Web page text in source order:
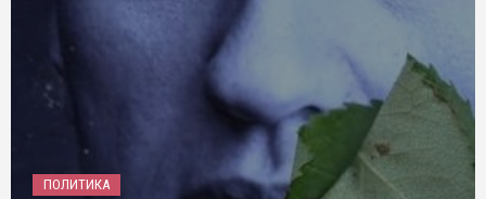
ПОЛИТИКА